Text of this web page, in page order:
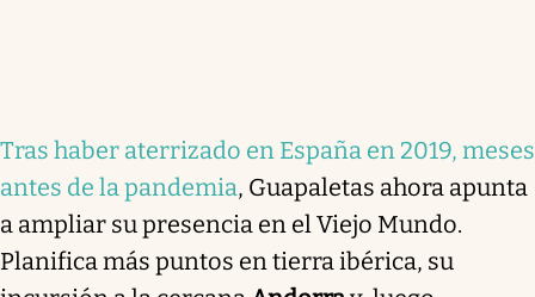
Tras haber aterrizado en España en 2019, meses
antes de la pandemia, Guapaletas ahora apunta
a ampliar su presencia en el Viejo Mundo.
Planifica más puntos en tierra ibérica, su